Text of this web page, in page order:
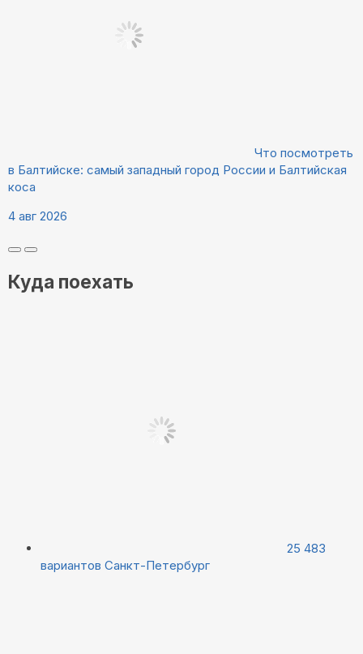
Что посмотреть
в Балтийске: самый западный город России и Балтийская
коса
4 авг 2026
Куда поехать
25 483
вариантов Санкт-Петербург